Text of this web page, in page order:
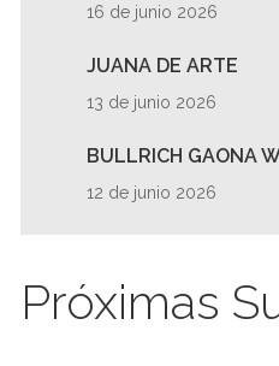
16 de junio 2026
JUANA DE ARTE
13 de junio 2026
BULLRICH GAONA
12 de junio 2026
Próximas